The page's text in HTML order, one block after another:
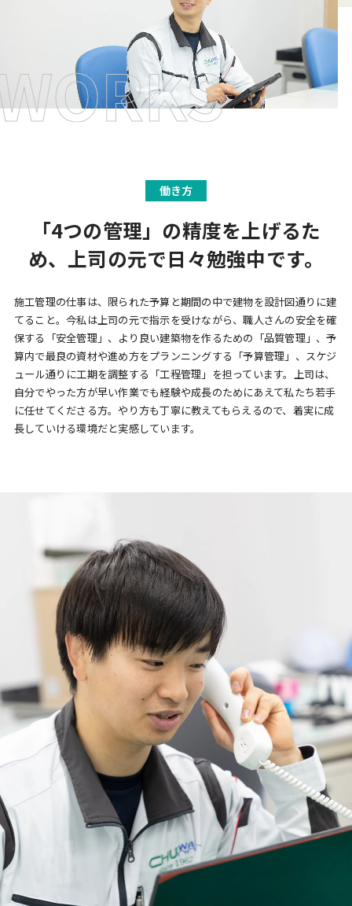
働き方
「4つの管理」の精度を上げるた
め、 上司の元で日々勉強中です。
施工管理の仕事は、限られた予算と期間の中で建物を設計図通りに建
てること。今私は上司の元で指示を受けながら、職人さんの安全を確
保する「安全管理」、より良い建築物を作るための「品質管理」、予
算内で最良の資材や進め方をプランニングする「予算管理」、スケジ
ュール通りに工期を調整する「工程管理」を担っています。上司は、
自分でやった方が早い作業でも経験や成長のためにあえて私たち若手
に任せてくださる方。やり方も丁寧に教えてもらえるので、着実に成
長していける環境だと実感しています。